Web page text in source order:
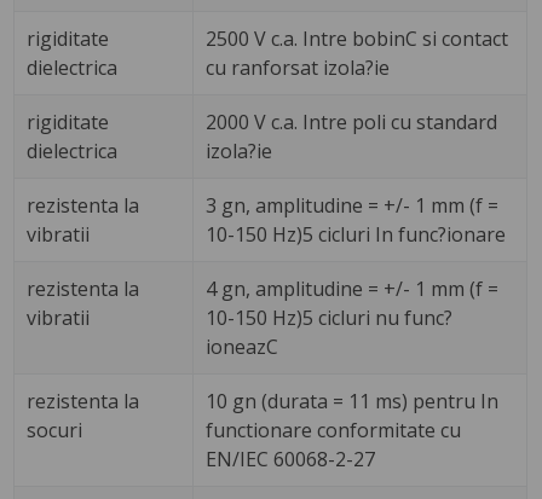
rigiditate
dielectrica
2500 V c.a. Intre bobinC si contact
cu ranforsat izola?ie
rigiditate
dielectrica
2000 V c.a. Intre poli cu standard
izola?ie
rezistenta la
vibratii
3 gn, amplitudine = +/- 1 mm (f =
10-150 Hz)5 cicluri In func?ionare
rezistenta la
vibratii
4 gn, amplitudine = +/- 1 mm (f =
10-150 Hz)5 cicluri nu func?
ioneazC
rezistenta la
socuri
10 gn (durata = 11 ms) pentru In
functionare conformitate cu
EN/IEC 60068-2-27